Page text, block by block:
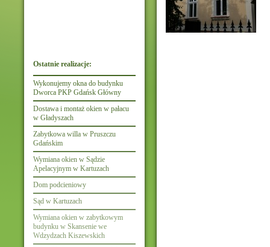
Ostatnie realizacje:
Wykonujemy okna do budynku
Dworca PKP Gdańsk Główny
Dostawa i montaż okien w pałacu
w Gładyszach
Zabytkowa willa w Pruszczu
Gdańskim
Wymiana okien w Sądzie
Apelacyjnym w Kartuzach
Dom podcieniowy
Sąd w Kartuzach
Wymiana okien w zabytkowym
budynku w Skansenie we
Wdzydzach Kiszewskich